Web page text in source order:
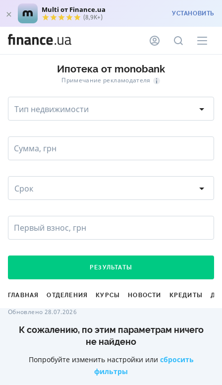
Multi от Finance.ua
(8,9K+) УСТАНОВИТЬ
Ипотека от monobank
Примечание рекламодателя
Тип недвижимости
Сумма, грн
Срок
Первый взнос, грн
РЕЗУЛЬТАТЫ
ГЛАВНАЯ ОТДЕЛЕНИЯ КУРСЫ НОВОСТИ КРЕДИТЫ
Обновлено 28.07.2026
К сожалению, по этим параметрам ничего
не найдено
Попробуйте изменить настройки или сбросить
фильтры